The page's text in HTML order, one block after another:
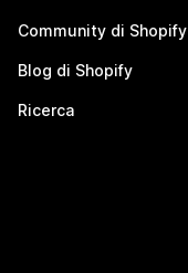
Community di Shopify
Blog di Shopify
Ricerca